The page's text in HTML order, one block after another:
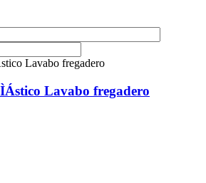
Lavabo fregadero